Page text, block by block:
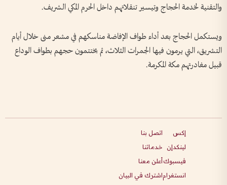
والتقنية لخدمة الحجاج وتيسير تنقلاتهم داخل الحرم المكي الشريف.
ويستكمل الحجاج بعد أداء طواف الإفاضة مناسكهم في مشعر منى خلال أيام
التشريق، التي يرمون فيها الجمرات الثلاث، ثم يختتمون حجهم بطواف الوداع
قبيل مغادرتهم مكة المكرمة.
إكس
لينكدإن
فيسبوك
انستغرام
اتصل بنا
خدماتنا
أعلن معنا
اشترك في البيان